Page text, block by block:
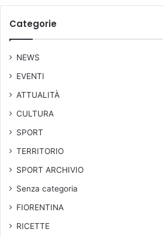
Categorie
NEWS
EVENTI
ATTUALITÀ
CULTURA
SPORT
TERRITORIO
SPORT ARCHIVIO
Senza categoria
FIORENTINA
RICETTE